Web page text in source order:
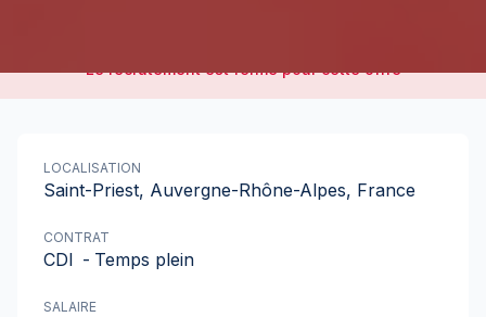
Le recrutement est fermé pour cette offre
LOCALISATION
Saint-Priest, Auvergne-Rhône-Alpes, France
CONTRAT
CDI - Temps plein
SALAIRE